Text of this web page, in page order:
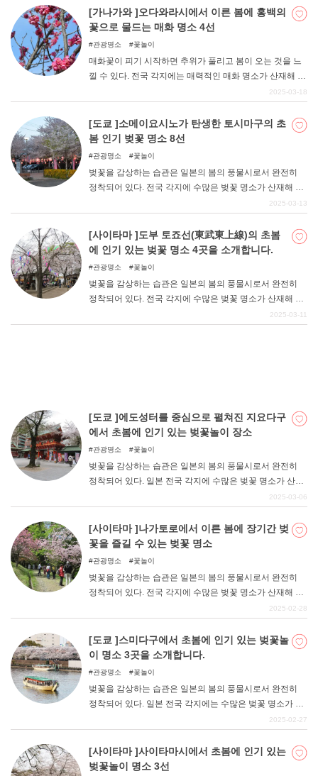
는 과자와 빵에 주목해 소개합니다. 맛있는 것을 저렴하게
많이 구입해 보세요.
[가나가와 ]오다와라시에서 이른 봄에 홍백의
꽃으로 물드는 매화 명소 4선
관광명소 꽃놀이
매화꽃이 피기 시작하면 추위가 풀리고 봄이 오는 것을 느
낄 수 있다. 전국 각지에는 매력적인 매화 명소가 산재해 있
다. 가나가와현에도 수많은 매화 명소가 있지만, 그 중에서
소가베쇼 매화림, 츠지무라 식물공원 등 4곳을 소개하고자
한다.
2025-03-18
[도쿄 ]소메이요시노가 탄생한 토시마구의 초
봄 인기 벚꽃 명소 8선
관광명소 꽃놀이
벚꽃을 감상하는 습관은 일본의 봄의 풍물시로서 완전히
정착되어 있다. 전국 각지에 수많은 벚꽃 명소가 산재해 있
다. 도쿄도 도시마구의 코마고메는 "소메이요시노 "의 발상
소메이요시노 벚꽃 기념공원, 소메이요시노 벚꽃의 마을
공원, 소메이이나리 신사, 소메이 묘원, 묘기 신사, 코마고
메 초등학교, 스가모 벚꽃 가로수길, 오츠카역 남쪽 출구 광
2025-03-13
[사이타마 ]도부 토죠선(東武東上線)의 초봄
에 인기 있는 벚꽃 명소 4곳을 소개합니다.
관광명소 꽃놀이
벚꽃을 감상하는 습관은 일본의 봄의 풍물시로서 완전히
정착되어 있다. 전국 각지에 수많은 벚꽃 명소가 산재해 있
다. 사이타마현 중앙부를 남북으로 달리는 도부 토죠선 연
2025-03-11
[도쿄 ]에도성터를 중심으로 펼쳐진 지요다구
에서 초봄에 인기 있는 벚꽃놀이 장소
관광명소 꽃놀이
벚꽃을 감상하는 습관은 일본의 봄의 풍물시로서 완전히
정착되어 있다. 일본 전국 각지에 수많은 벚꽃 명소가 산재
해 있다. 도쿄도 치요다구에도 수많은 벚꽃 명소가 있습니
최된다. 이번 기사에서는 치요다구 내에서 벚꽃 명소로 도
쿄 시민들에게 인기 있는 치도리가후치, 기타노마루 공원,
외호 공원, 칸다묘진 4곳을 소개합니다.
2025-03-06
[사이타마 ]나가토로에서 이른 봄에 장기간 벚
꽃을 즐길 수 있는 벚꽃 명소
관광명소 꽃놀이
벚꽃을 감상하는 습관은 일본의 봄의 풍물시로서 완전히
정착되어 있다. 전국 각지에 수많은 벚꽃 명소가 산재해 있
다. 사이타마현 지치부군 나가토로초에도 수많은 벚꽃 명
명소로 현내외 사람들에게 인기 있는 명소인 도코지, 도코
지, 다이센지, 호젠지, 기타자쿠라도리, 미나미자쿠라도리,
호도잔 신사 참배길, 노도야마, 우물, 통로 벚꽃 등 9곳을 소
2025-02-28
[도쿄 ]스미다구에서 초봄에 인기 있는 벚꽃놀
이 명소 3곳을 소개합니다.
관광명소 꽃놀이
벚꽃을 감상하는 습관은 일본의 봄의 풍물시로서 완전히
정착되어 있다. 일본 전국 각지에는 수많은 벚꽃 명소가 산
재해 있다. 도쿄도 스미다구에도 수많은 벚꽃 명소가 있다.
다가와의 사쿠라바시(桜橋)에서 아즈마바시(吾妻橋)까지
의 동쪽 강변, 스미다 공원, 도쿄 스카이트리 바로 아래에
2025-02-27
[사이타마 ]사이타마시에서 초봄에 인기 있는
벚꽃놀이 명소 3선